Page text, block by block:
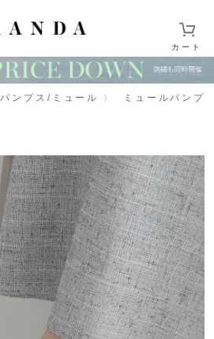
カート
パンプス/ミュール ミュールパンプ